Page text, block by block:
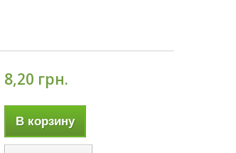
8,20 грн.
В корзину